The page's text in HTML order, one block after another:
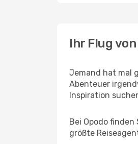
Ihr Flug
Jemand hat mal
Abenteuer
Inspiration
Bei Opodo finden
größte